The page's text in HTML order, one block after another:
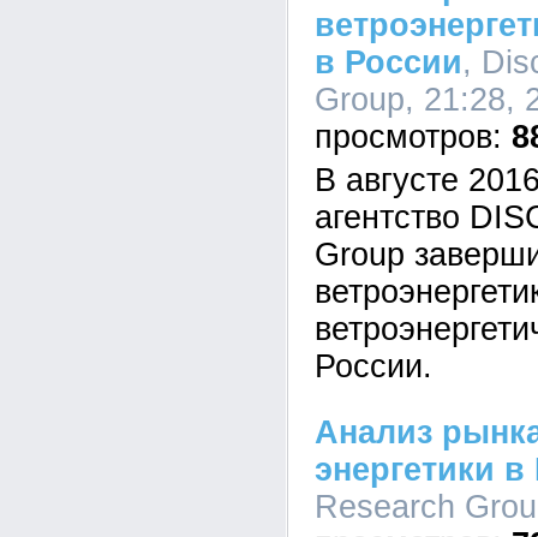
в России,
Group, 21:28,
В августе
агентство
Group
России.
Анализ
энергетики
Research